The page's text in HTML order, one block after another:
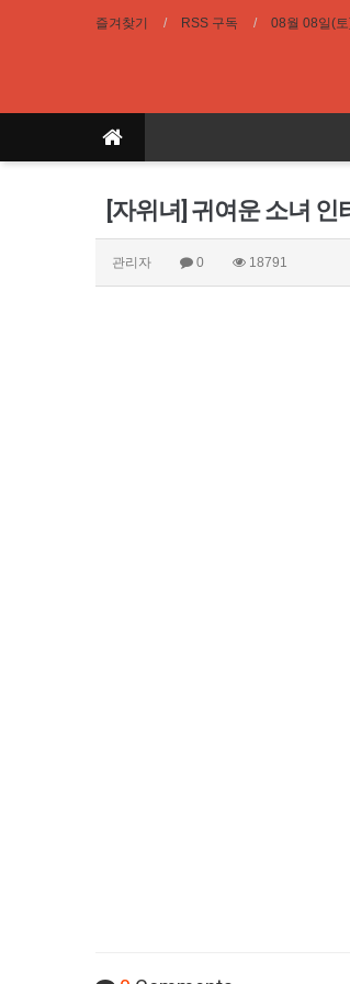
즐겨찾기 RSS 구독 08월 08일(
[자위녀] 귀여운 소녀
관리자 0 18791